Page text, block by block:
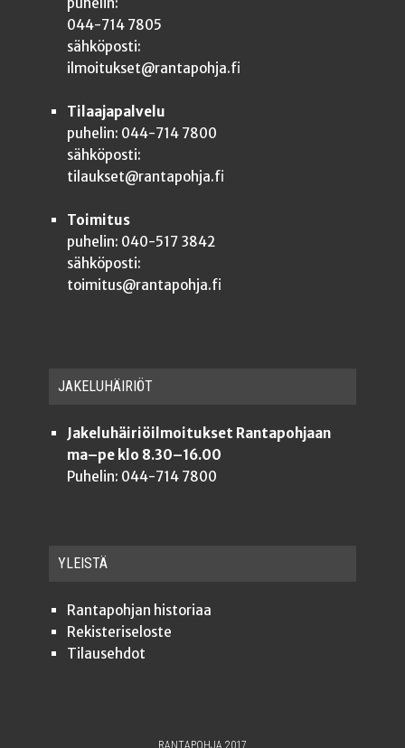
044-714 7805
sähköposti:
ilmoitukset@rantapohja.fi
Tilaajapalvelu
puhelin: 044-714 7800
sähköposti:
tilaukset@rantapohja.fi
Toimitus
puhelin: 040-517 3842
sähköposti:
toimitus@rantapohja.fi
JAKE­LU­HÄI­RIÖT
Jakeluhäiriöilmoitukset Rantapohjaan
ma–pe klo 8.30–16.00
Puhelin: 044-714 7800
YLEISTÄ
Ran­ta­poh­jan historiaa
Rekis­te­ri­se­los­te
Tilauseh­dot
RANTAPOHJA 2017